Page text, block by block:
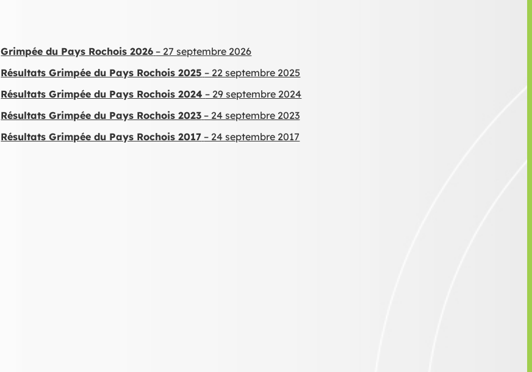
Grimpée du Pays Rochois 2026 – 27 septembre 2026
Résultats Grimpée du Pays Rochois 2025 – 22 septembre 2025
Résultats Grimpée du Pays Rochois 2024 – 29 septembre 2024
Résultats Grimpée du Pays Rochois 2023 – 24 septembre 2023
Résultats Grimpée du Pays Rochois 2017 – 24 septembre 2017